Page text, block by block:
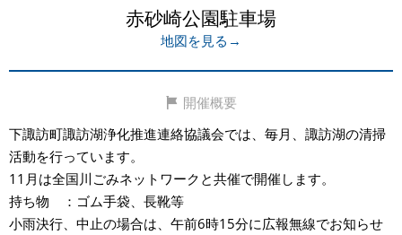
赤砂崎公園駐車場
地図を見る→
開催概要
下諏訪町諏訪湖浄化推進連絡協議会では、毎月、諏訪湖の清掃
活動を行っています。
11月は全国川ごみネットワークと共催で開催します。
持ち物 ：ゴム手袋、長靴等
小雨決行、中止の場合は、午前6時15分に広報無線でお知らせ